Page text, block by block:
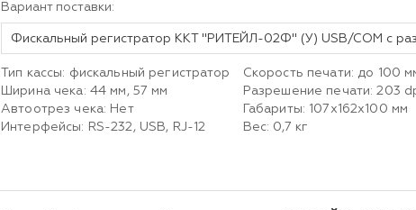
Вариант поставки:
Тип кассы: фискальный регистратор
Ширина чека: 44 мм, 57 мм
Автоотрез чека: Нет
Интерфейсы: RS-232, USB, RJ-12
Скорость печати: до 100
Разрешение печати: 203
Габариты: 107х162х100 мм
Вес: 0,7 кг